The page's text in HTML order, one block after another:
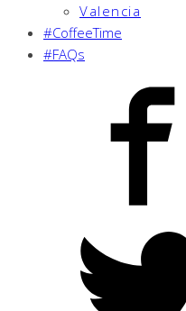
Valencia
#CoffeeTime
#FAQs